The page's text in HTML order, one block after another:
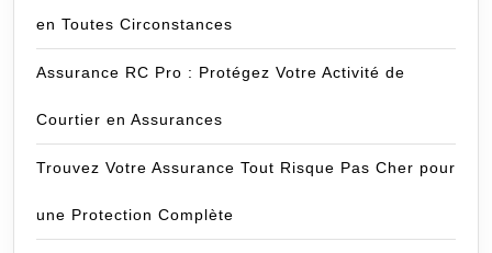
en Toutes Circonstances
Assurance RC Pro : Protégez Votre Activité de
Courtier en Assurances
Trouvez Votre Assurance Tout Risque Pas Cher pour
une Protection Complète